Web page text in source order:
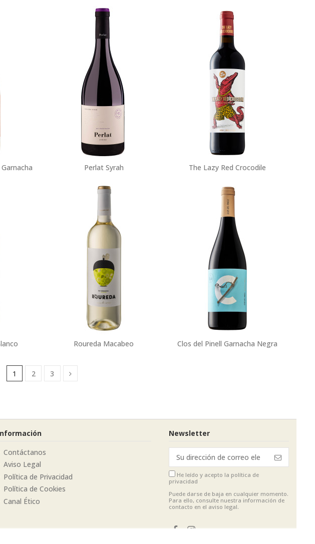
Perlat Syrah The Lazy Red Crocodile
Roureda Macabeo Clos del Pinell Garnacha Negra
1 2 3
Contáctanos
Aviso Legal
Política de Privacidad
Política de Cookies
Canal Ético
Newsletter
He leído y acepto la política de
privacidad
Puede darse de baja en cualquier momento.
Para ello, consulte nuestra información de
contacto en el aviso legal.